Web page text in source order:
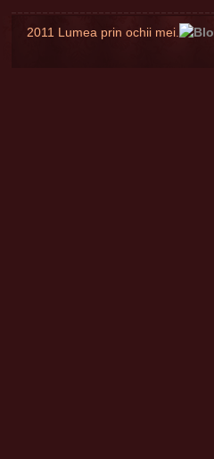
2011 Lumea prin ochii mei.